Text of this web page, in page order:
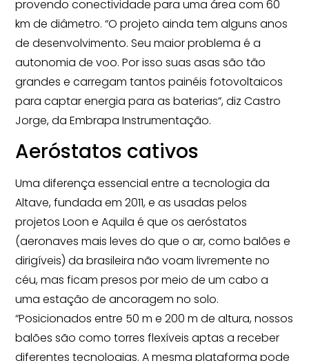
provendo conectividade para uma área com 60
km de diâmetro. “O projeto ainda tem alguns anos
de desenvolvimento. Seu maior problema é a
autonomia de voo. Por isso suas asas são tão
grandes e carregam tantos painéis fotovoltaicos
para captar energia para as baterias”, diz Castro
Jorge, da Embrapa Instrumentação.
Aeróstatos cativos
Uma diferença essencial entre a tecnologia da
Altave, fundada em 2011, e as usadas pelos
projetos Loon e Aquila é que os aeróstatos
(aeronaves mais leves do que o ar, como balões e
dirigíveis) da brasileira não voam livremente no
céu, mas ficam presos por meio de um cabo a
uma estação de ancoragem no solo.
“Posicionados entre 50 m e 200 m de altura, nossos
balões são como torres flexíveis aptas a receber
diferentes tecnologias. A mesma plataforma pode